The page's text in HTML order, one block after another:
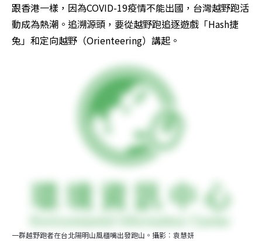
跟香港一樣，因為COVID-19疫情不能出國，台灣越野跑活
動成為熱潮。追溯源頭，要從越野跑追逐遊戲「Hash捷
兔」和定向越野（Orienteering）講起。
一群越野跑者在台北陽明山風櫃嘴出發跑山。攝影︰袁慧妍